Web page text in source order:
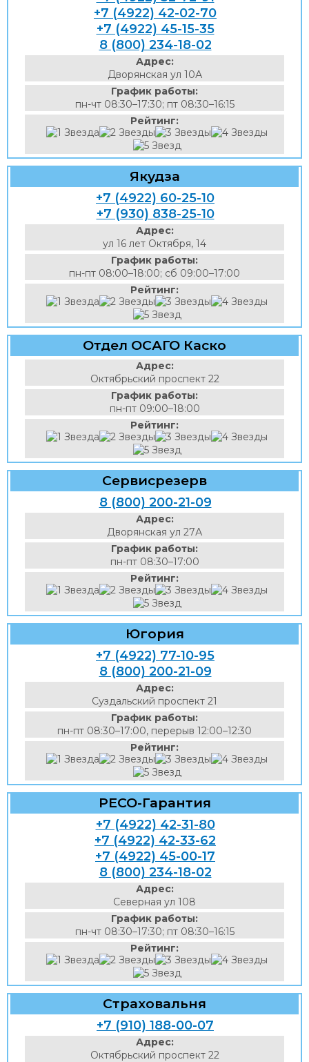
+7 (4922) 42-02-70
+7 (4922) 45-15-35
8 (800) 234-18-02
Адрес:
Дворянская ул 10А
График работы:
пн-чт 08:30–17:30; пт 08:30–16:15
Рейтинг:
Якудза
+7 (4922) 60-25-10
+7 (930) 838-25-10
Адрес:
ул 16 лет Октября, 14
График работы:
пн-пт 08:00–18:00; сб 09:00–17:00
Рейтинг:
Отдел ОСАГО Каско
Адрес:
Октябрьский проспект 22
График работы:
пн-пт 09:00–18:00
Рейтинг:
Сервисрезерв
8 (800) 200-21-09
Адрес:
Дворянская ул 27А
График работы:
пн-пт 08:30–17:00
Рейтинг:
Югория
+7 (4922) 77-10-95
8 (800) 200-21-09
Адрес:
Суздальский проспект 21
График работы:
пн-пт 08:30–17:00, перерыв 12:00–12:30
Рейтинг:
РЕСО-Гарантия
+7 (4922) 42-31-80
+7 (4922) 42-33-62
+7 (4922) 45-00-17
8 (800) 234-18-02
Адрес:
Северная ул 108
График работы:
пн-чт 08:30–17:30; пт 08:30–16:15
Рейтинг:
Страховальня
+7 (910) 188-00-07
Адрес:
Октябрьский проспект 22